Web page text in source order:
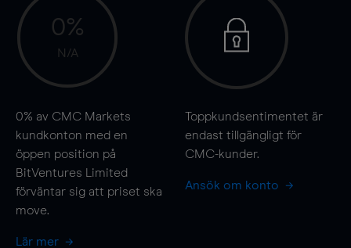
0%
N/A
0% av CMC Markets
kundkonton med en
öppen position på
BitVentures Limited
förväntar sig att priset ska
move.
Lär mer
Toppkundsentimentet är
endast tillgängligt för
CMC-kunder.
Ansök om konto